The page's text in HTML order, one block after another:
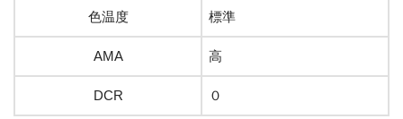
色温度 標準
AMA 高
DCR ０